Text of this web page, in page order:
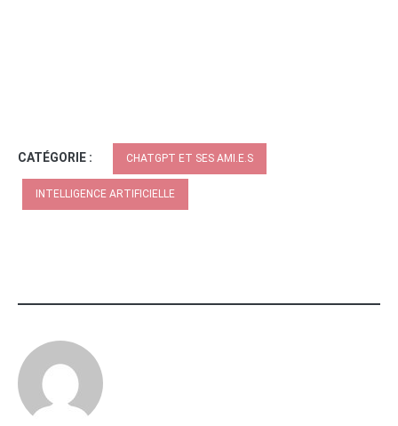
CATÉGORIE : CHATGPT ET SES AMI.E.S
INTELLIGENCE ARTIFICIELLE